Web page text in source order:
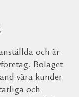
och är
Bolaget
våra kunder
och